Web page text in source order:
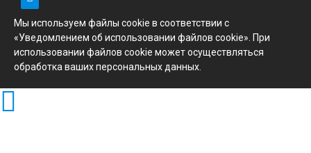
Мы используем файлы cookie в соответствии с
«Уведомлением об использовании файлов cookie». При
использовании файлов cookie может осуществляться
обработка ваших персональных данных.